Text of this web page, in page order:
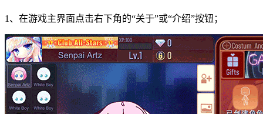
1、在游戏主界面点击右下角的“关于”或“介绍”按钮；